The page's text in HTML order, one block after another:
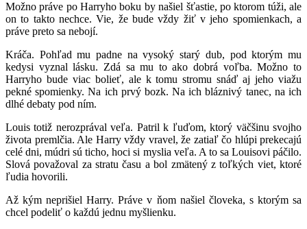
Možno práve po Harryho boku by našiel šťastie, po ktorom túži, ale
on to takto nechce. Vie, že bude vždy žiť v jeho spomienkach, a
práve preto sa nebojí.
Kráča. Pohľad mu padne na vysoký starý dub, pod ktorým mu
kedysi vyznal lásku. Zdá sa mu to ako dobrá voľba. Možno to
Harryho bude viac bolieť, ale k tomu stromu snáď aj jeho viažu
pekné spomienky. Na ich prvý bozk. Na ich bláznivý tanec, na ich
dlhé debaty pod ním.
Louis totiž nerozprával veľa. Patril k ľuďom, ktorý väčšinu svojho
života premlčia. Ale Harry vždy vravel, že zatiaľ čo hlúpi prekecajú
celé dni, múdri sú ticho, hoci si myslia veľa. A to sa Louisovi páčilo.
Slová považoval za stratu času a bol zmätený z toľkých viet, ktoré
ľudia hovorili.
Až kým neprišiel Harry. Práve v ňom našiel človeka, s ktorým sa
chcel podeliť o každú jednu myšlienku.